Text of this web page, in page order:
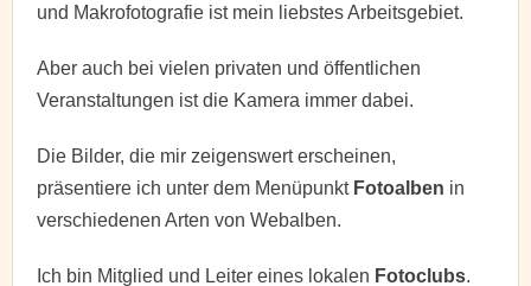
und Makrofotografie ist mein liebstes Arbeitsgebiet.
Aber auch bei vielen privaten und öffentlichen
Veranstaltungen ist die Kamera immer dabei.
Die Bilder, die mir zeigenswert erscheinen,
präsentiere ich unter dem Menüpunkt Fotoalben in
verschiedenen Arten von Webalben.
Ich bin Mitglied und Leiter eines lokalen Fotoclubs.